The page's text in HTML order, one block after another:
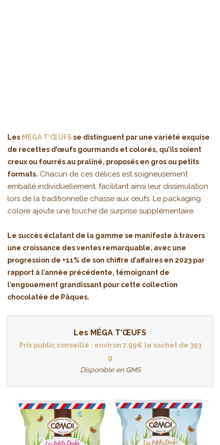
Les MÉGA T’ŒUFS se distinguent par une variété exquise
de recettes d’œufs gourmands et colorés, qu’ils soient
creux ou fourrés au praliné, proposés en gros ou petits
formats. Chacun de ces délices est soigneusement
emballé individuellement, facilitant ainsi leur dissimulation
lors de la traditionnelle chasse aux œufs. Le packaging
coloré ajoute une touche de surprise supplémentaire.
Le succès éclatant de la gamme se manifeste à travers
une croissance des ventes remarquable, avec une
progression de +11% de son chiffre d’affaires en 2023 par
rapport à l’année précédente, témoignant de
l’engouement grandissant pour cette collection
chocolatée de Pâques.
Les MÉGA T’ŒUFS
Prix public conseillé : environ 7.99€ le sachet de 393
g
Disponible en GMS